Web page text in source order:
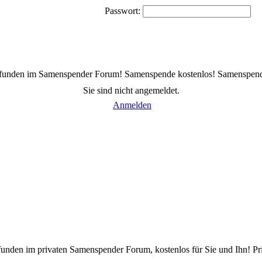
Passwort:
im Samenspender Forum! Samenspende kostenlos!
Sie sind nicht angemeldet.
Anmelden
im privaten Samenspender Forum, kostenlos für Sie und Ihn!